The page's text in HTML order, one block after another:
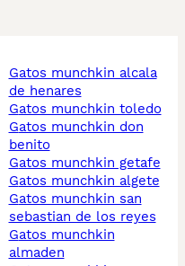
gatos munchkin alcala
de henares
gatos munchkin toledo
gatos munchkin don
benito
gatos munchkin getafe
gatos munchkin algete
gatos munchkin san
sebastian de los reyes
gatos munchkin
almaden